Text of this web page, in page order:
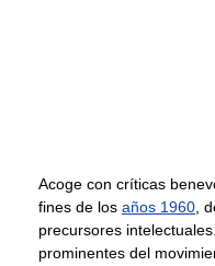
Acoge con críticas
fines de los años 1960 ,
precursores
prominentes del